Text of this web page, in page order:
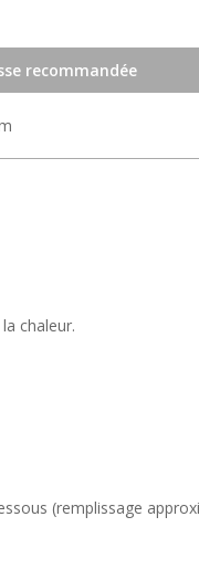
recommandée
chaleur.
(remplissage